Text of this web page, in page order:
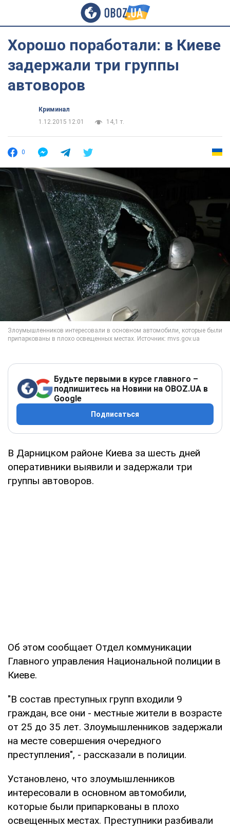
Хорошо поработали: в Киеве
задержали три группы
автоворов
Криминал
1.12.2015 12:01
14,1 т.
0
Будьте первыми в курсе главного –
подпишитесь на Новини на OBOZ.UA в
Google
Подписаться
В Дарницком районе Киева за шесть дней
оперативники выявили и задержали три
группы автоворов.
Об этом сообщает Отдел коммуникации
Главного управления Национальной полиции в
Киеве.
"В состав преступных групп входили 9
граждан, все они - местные жители в возрасте
от 25 до 35 лет. Злоумышленников задержали
на месте совершения очередного
преступления", - рассказали в полиции.
Установлено, что злоумышленников
интересовали в основном автомобили,
которые были припаркованы в плохо
освещенных местах. Преступники разбивали